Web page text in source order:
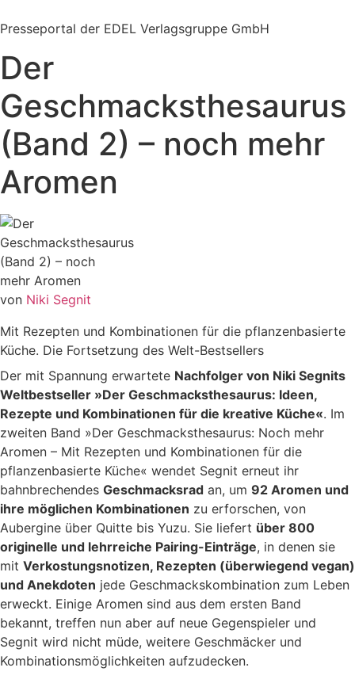
Inhalt
Presseportal der EDEL Verlagsgruppe GmbH
Der
Geschmacksthesaurus
(Band 2) – noch mehr
Aromen
von Niki Segnit
Mit Rezepten und Kombinationen für die pflanzenbasierte
Küche. Die Fortsetzung des Welt-Bestsellers
Der mit Spannung erwartete Nachfolger von Niki Segnits
Weltbestseller »Der Geschmacksthesaurus: Ideen,
Rezepte und Kombinationen für die kreative Küche«. Im
zweiten Band »Der Geschmacksthesaurus: Noch mehr
Aromen – Mit Rezepten und Kombinationen für die
pflanzenbasierte Küche« wendet Segnit erneut ihr
bahnbrechendes Geschmacksrad an, um 92 Aromen und
ihre möglichen Kombinationen zu erforschen, von
Aubergine über Quitte bis Yuzu. Sie liefert über 800
originelle und lehrreiche Pairing-Einträge, in denen sie
mit Verkostungsnotizen, Rezepten (überwiegend vegan)
und Anekdoten jede Geschmackskombination zum Leben
erweckt. Einige Aromen sind aus dem ersten Band
bekannt, treffen nun aber auf neue Gegenspieler und
Segnit wird nicht müde, weitere Geschmäcker und
Kombinationsmöglichkeiten aufzudecken.